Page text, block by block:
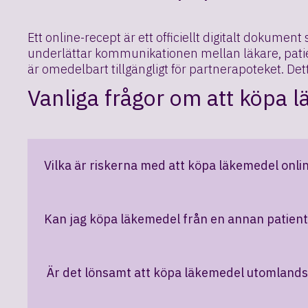
Ett online-recept är ett officiellt digitalt
underlättar kommunikationen mellan läkare,
är omedelbart tillgängligt för partnerapoteket.
Vanliga frågor om att köpa
Vilka är riskerna med att köpa läkemedel
grund av individuell intolerans. Detta är dock
Kan jag köpa läkemedel från en annan
inte har fungerat eller som inte är lämpliga
Är det lönsamt att köpa läkemedel